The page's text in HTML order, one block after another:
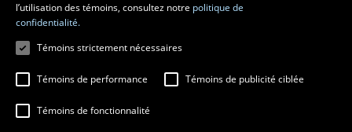
l’utilisation des témoins, consultez notre politique de
confidentialité.
Témoins strictement nécessaires
Témoins de performance Témoins de publicité ciblée
Témoins de fonctionnalité